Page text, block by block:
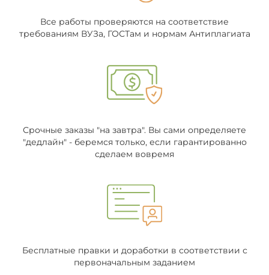
Все работы проверяются на соответствие
требованиям ВУЗа, ГОСТам и нормам Антиплагиата
Срочные заказы "на завтра". Вы сами определяете
"дедлайн" - беремся только, если гарантированно
сделаем вовремя
Бесплатные правки и доработки в соответствии с
первоначальным заданием